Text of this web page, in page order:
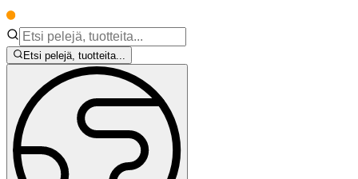
Etsi pelejä, tuotteita...